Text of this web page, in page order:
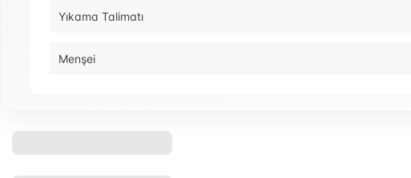
Yıkama Talimatı
Menşei